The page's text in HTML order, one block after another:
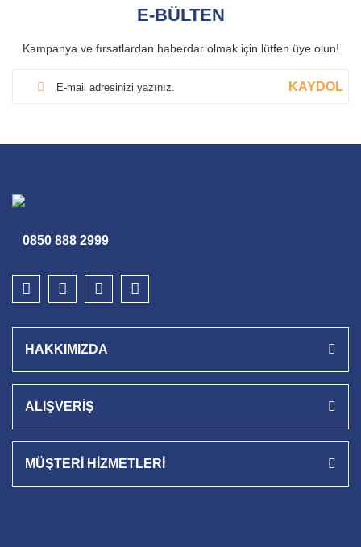
E-BÜLTEN
Kampanya ve fırsatlardan haberdar olmak için lütfen üye olun!
KAYDOL
0850 888 2999
HAKKIMIZDA
ALIŞVERİŞ
MÜŞTERİ HİZMETLERİ